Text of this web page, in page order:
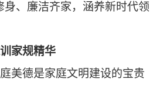
身、廉洁齐家，涵养新时代领
家规精华
美德是家庭文明建设的宝贵